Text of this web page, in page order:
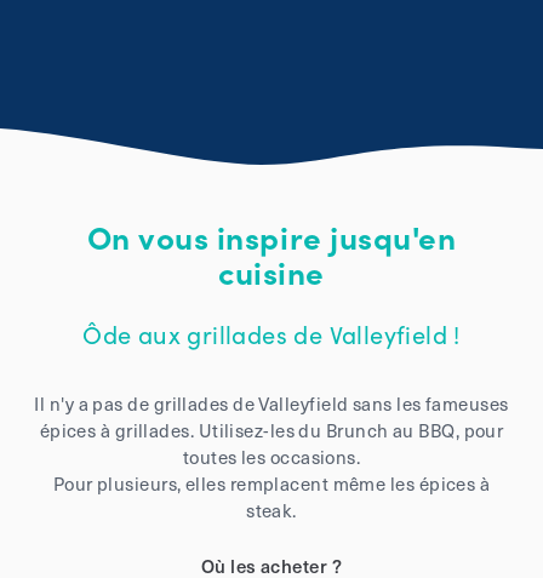
On vous inspire jusqu'en
cuisine
Ôde aux grillades de Valleyfield !
Il n'y a pas de grillades de Valleyfield sans les fameuses
épices à grillades. Utilisez-les du Brunch au BBQ, pour
toutes les occasions.
Pour plusieurs, elles remplacent même les épices à
steak.
Où les acheter ?